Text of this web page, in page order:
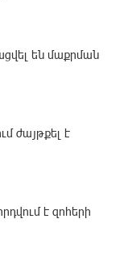
են մաքրման
ժայթքել է
է զոհերի